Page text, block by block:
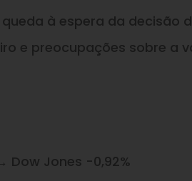
à espera da decisão
e preocupações sobre a
Dow Jones -0,92%